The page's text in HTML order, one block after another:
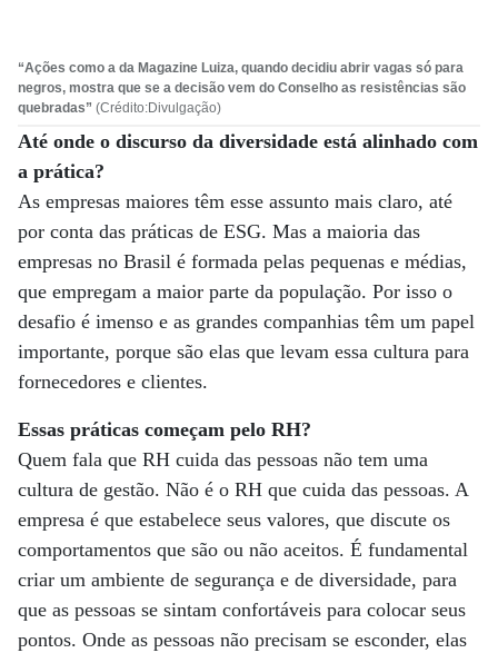
“Ações como a da Magazine Luiza, quando decidiu abrir vagas só para
negros, mostra que se a decisão vem do Conselho as resistências são
quebradas” (Crédito:Divulgação)
Até onde o discurso da diversidade está alinhado com
a prática?
As empresas maiores têm esse assunto mais claro, até
por conta das práticas de ESG. Mas a maioria das
empresas no Brasil é formada pelas pequenas e médias,
que empregam a maior parte da população. Por isso o
desafio é imenso e as grandes companhias têm um papel
importante, porque são elas que levam essa cultura para
fornecedores e clientes.
Essas práticas começam pelo RH?
Quem fala que RH cuida das pessoas não tem uma
cultura de gestão. Não é o RH que cuida das pessoas. A
empresa é que estabelece seus valores, que discute os
comportamentos que são ou não aceitos. É fundamental
criar um ambiente de segurança e de diversidade, para
que as pessoas se sintam confortáveis para colocar seus
pontos. Onde as pessoas não precisam se esconder, elas